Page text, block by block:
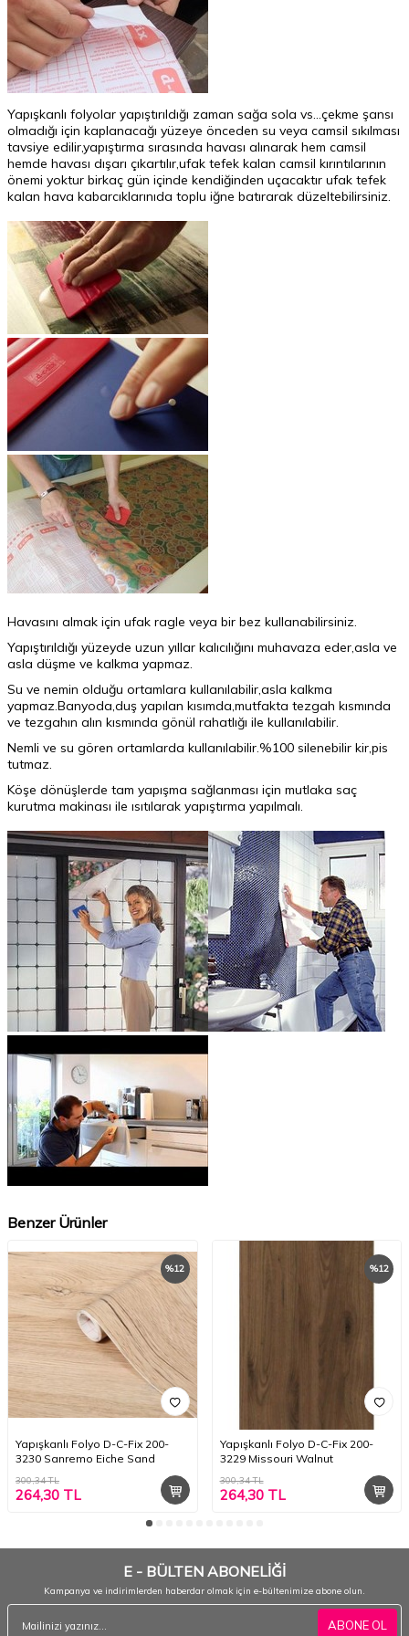
Yapışkanlı folyolar yapıştırıldığı zaman sağa sola vs...çekme şansı
olmadığı için kaplanacağı yüzeye önceden su veya camsil sıkılması
tavsiye edilir,yapıştırma sırasında havası alınarak hem camsil
hemde havası dışarı çıkartılır,ufak tefek kalan camsil kırıntılarının
önemi yoktur birkaç gün içinde kendiğinden uçacaktır ufak tefek
kalan hava kabarcıklarınıda toplu iğne batırarak düzeltebilirsiniz.
Havasını almak için ufak ragle veya bir bez kullanabilirsiniz.
Yapıştırıldığı yüzeyde uzun yıllar kalıcılığını muhavaza eder,asla ve
asla düşme ve kalkma yapmaz.
Su ve nemin olduğu ortamlara kullanılabilir,asla kalkma
yapmaz.Banyoda,duş yapılan kısımda,mutfakta tezgah kısmında
ve tezgahın alın kısmında gönül rahatlığı ile kullanılabilir.
Nemli ve su gören ortamlarda kullanılabilir.%100 silenebilir kir,pis
tutmaz.
Köşe dönüşlerde tam yapışma sağlanması için mutlaka saç
kurutma makinası ile ısıtılarak yapıştırma yapılmalı.
Benzer Ürünler
%12
Yapışkanlı Folyo D-C-Fix 200-
3230 Sanremo Eiche Sand
300,34TL
264,30 TL
%12
Yapışkanlı Folyo D-C-Fix 200-
3229 Missouri Walnut
300,34TL
264,30TL
E - BÜLTEN ABONELİĞİ
Kampanya ve indirimlerden haberdar olmak için e-bültenimize abone olun.
ABONE OL